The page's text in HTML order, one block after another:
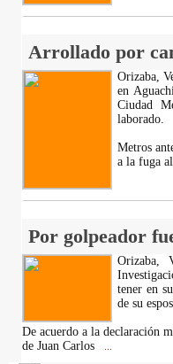
Arrollado por
Orizaba,
en
Ciudad
laborado.
Metros
a la fuga
Por golpeador
Orizaba,
tener en
de su
De acuerdo a la declaración
de Juan Carlos